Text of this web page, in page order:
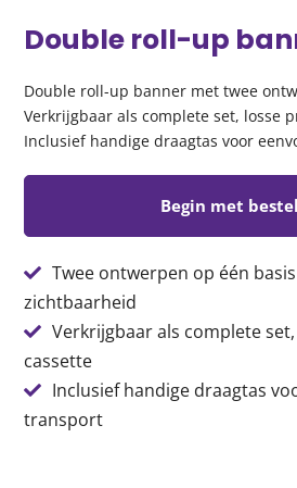
Double roll-up
Double roll-up banner met twee
Verkrijgbaar als complete set, losse
Inclusief handige draagtas voor
Begin met
Twee ontwerpen op één
zichtbaarheid
Verkrijgbaar als complete
cassette
Inclusief handige draagtas
transport